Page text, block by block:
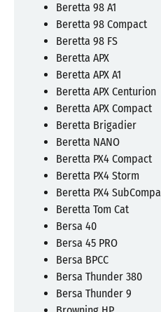
Beretta 98 A1
Beretta 98 Compact
Beretta 98 FS
Beretta APX
Beretta APX A1
Beretta APX Centurion
Beretta APX Compact
Beretta Brigadier
Beretta NANO
Beretta PX4 Compact
Beretta PX4 Storm
Beretta PX4
Beretta Tom Cat
Bersa 40
Bersa 45 PRO
Bersa BPCC
Bersa Thunder 380
Bersa Thunder 9